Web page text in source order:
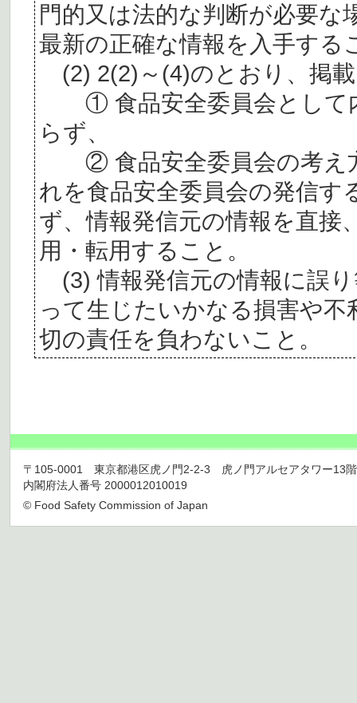
門的又は法的な判断が必要
最新の正確な情報を入手する
(2) 2(2)～(4)のとおり、掲
① 食品安全委員会として
らず、
② 食品安全委員会の考え
れを食品安全委員会の発信す
ず、情報発信元の情報を直接
用・転用すること。
(3) 情報発信元の情報に誤
って生じたいかなる損害や
切の責任を負わないこと。
〒105-0001 東京都港区虎ノ門2-2-3 虎ノ門アルセアタワー13
内閣府法人番号 2000012010019
© Food Safety Commission of Japan